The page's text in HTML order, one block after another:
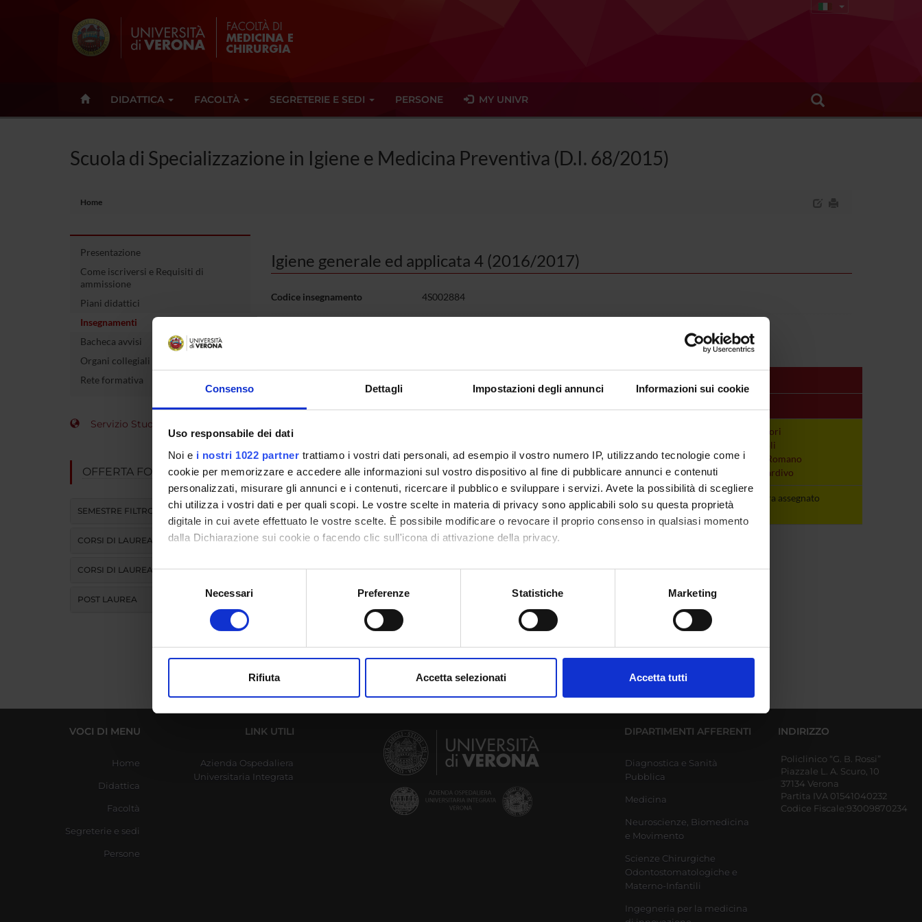
Consenso Dettagli Impostazioni degli annunci Informazioni sui cookie
Uso responsabile dei dati
Noi e i nostri 1022 partner trattiamo i vostri dati personali, ad esempio il vostro numero IP, utilizzando tecnologie come i
cookie per memorizzare e accedere alle informazioni sul vostro dispositivo al fine di pubblicare annunci e contenuti
personalizzati, misurare gli annunci e i contenuti, ricercare il pubblico e sviluppare i servizi. Avete la possibilità di scegliere
chi utilizza i vostri dati e per quali scopi. Le vostre scelte in materia di privacy sono applicabili solo su questa proprietà
digitale in cui avete effettuato le vostre scelte. È possibile modificare o revocare il proprio consenso in qualsiasi momento
dalla Dichiarazione sui cookie o facendo clic sull'icona di attivazione della privacy.
Con il tuo consenso, vorremmo anche:
raccogliere informazioni sulla tua posizione geografica, con un'approssimazione di qualche metro,
digitali).
modificare o ritirare il tuo consenso in qualsiasi momento dalla Dichiarazione sui cookie.
che hanno raccolto dal tuo utilizzo dei loro servizi.
Selezione
Necessari Preferenze Statistiche Marketing
Rifiuta Accetta selezionati Accetta tutti
DIDATTICA FACOLTÀ SEGRETERIE E SEDI PERSONE MY UNIVR
Scuola di Specializzazione in Igiene e Medicina Preventiva (D.I. 68/2015)
Home
Presentazione
Come iscriversi e Requisiti di
ammissione
Piani didattici
Insegnamenti
Bacheca avvisi
Organi collegiali e di governo
Rete formativa
Servizio Studenti Internazionali
OFFERTA FORMATIVA
SEMESTRE FILTRO
CORSI DI LAUREA
CORSI DI LAUREA MAGISTRALE
POST LAUREA
Igiene generale ed applicata 4 (2016/2017)
Codice insegnamento 4S002884
Modulo
DIDATTICA FRONTALE
Silvia Majori
Albino Poli
Gabriele Romano
Stefano Tardivo
ATTIVITA' PRATICA
MED/42-IGIENE GENERALE E
APPLICATA
non ancora
assegnato
non ancora assegnato
VOCI DI MENU
Home
Didattica
Facoltà
Segreterie e sedi
Persone
LINK UTILI
Azienda Ospedaliera
Universitaria Integrata
DIPARTIMENTI AFFERENTI
Diagnostica e Sanità
Pubblica
Medicina
Neuroscienze, Biomedicina
e Movimento
Scienze Chirurgiche
Odontostomatologiche e
Materno-Infantili
Ingegneria per la medicina
INDIRIZZO
Policlinico “G. B. Rossi”
Piazzale L. A. Scuro, 10
37134 Verona
Partita IVA 01541040232
Codice Fiscale:93009870234